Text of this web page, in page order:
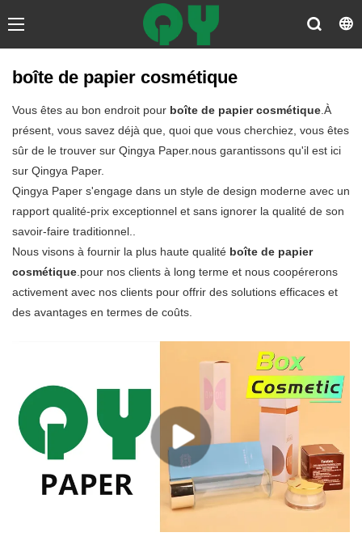
boîte de papier cosmétique
Vous êtes au bon endroit pour boîte de papier cosmétique.À
présent, vous savez déjà que, quoi que vous cherchiez, vous êtes
sûr de le trouver sur Qingya Paper.nous garantissons qu'il est ici
sur Qingya Paper.
Qingya Paper s'engage dans un style de design moderne avec un
rapport qualité-prix exceptionnel et sans ignorer la qualité de son
savoir-faire traditionnel..
Nous visons à fournir la plus haute qualité boîte de papier
cosmétique.pour nos clients à long terme et nous coopérerons
activement avec nos clients pour offrir des solutions efficaces et
des avantages en termes de coûts.